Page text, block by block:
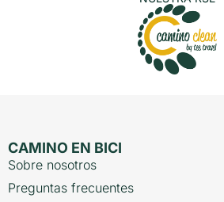
CAMINO EN BICI
Sobre nosotros
Preguntas frecuentes